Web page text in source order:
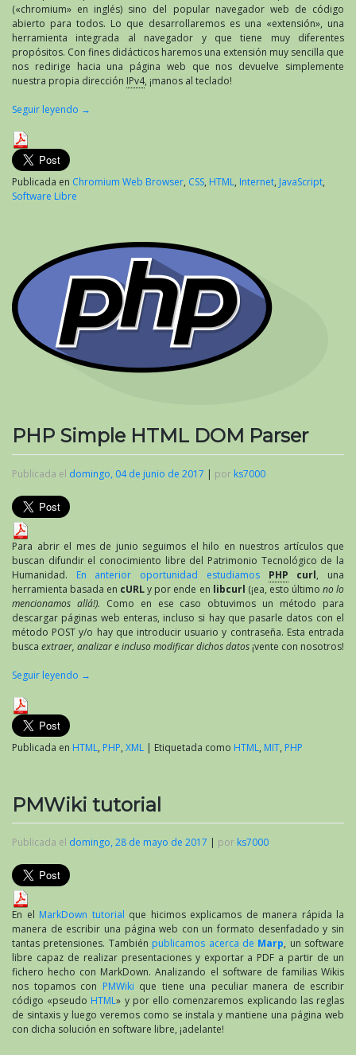
(«chromium» en inglés) sino del popular navegador web de código
abierto para todos. Lo que desarrollaremos es una «extensión», una
herramienta integrada al navegador y que tiene muy diferentes
propósitos. Con fines didácticos haremos una extensión muy sencilla que
nos redirige hacia una página web que nos devuelve simplemente
nuestra propia dirección IPv4, ¡manos al teclado!
Seguir leyendo →
Publicada en Chromium Web Browser, CSS, HTML, Internet, JavaScript,
Software Libre
PHP Simple HTML DOM Parser
Publicada el domingo, 04 de junio de 2017 | por ks7000
Para abrir el mes de junio seguimos el hilo en nuestros artículos que
buscan difundir el conocimiento libre del Patrimonio Tecnológico de la
Humanidad. En anterior oportunidad estudiamos PHP curl, una
herramienta basada en cURLy por ende en libcurl (¡ea, esto último no lo
mencionamos allá!). Como en ese caso obtuvimos un método para
descargar páginas web enteras, incluso si hay que pasarle datos con el
método POST y/o hay que introducir usuario y contraseña. Esta entrada
busca extraer, analizar e incluso modificar dichos datos ¡vente con nosotros!
Seguir leyendo →
Publicada en HTML, PHP, XML | Etiquetada como HTML, MIT, PHP
PMWiki tutorial
Publicada el domingo, 28 de mayo de 2017 | por ks7000
En el MarkDown tutorial que hicimos explicamos de manera rápida la
manera de escribir una página web con un formato desenfadado y sin
tantas pretensiones. También publicamos acerca de Marp, un software
libre capaz de realizar presentaciones y exportar a PDF a partir de un
fichero hecho con MarkDown. Analizando el software de familias Wikis
nos topamos con PMWiki que tiene una peculiar manera de escribir
código «pseudo HTML» y por ello comenzaremos explicando las reglas
de sintaxis y luego veremos como se instala y mantiene una página web
con dicha solución en software libre, ¡adelante!